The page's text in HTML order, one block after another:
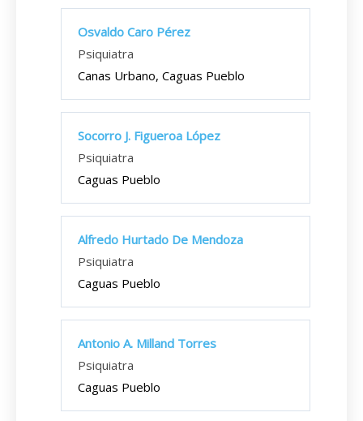
Osvaldo Caro Pérez
Psiquiatra
Canas Urbano, Caguas Pueblo
Socorro J. Figueroa López
Psiquiatra
Caguas Pueblo
Alfredo Hurtado De Mendoza
Psiquiatra
Caguas Pueblo
Antonio A. Milland Torres
Psiquiatra
Caguas Pueblo